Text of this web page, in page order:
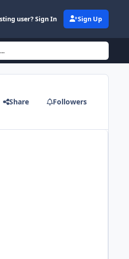
user? Sign In Sign Up
Share Followers